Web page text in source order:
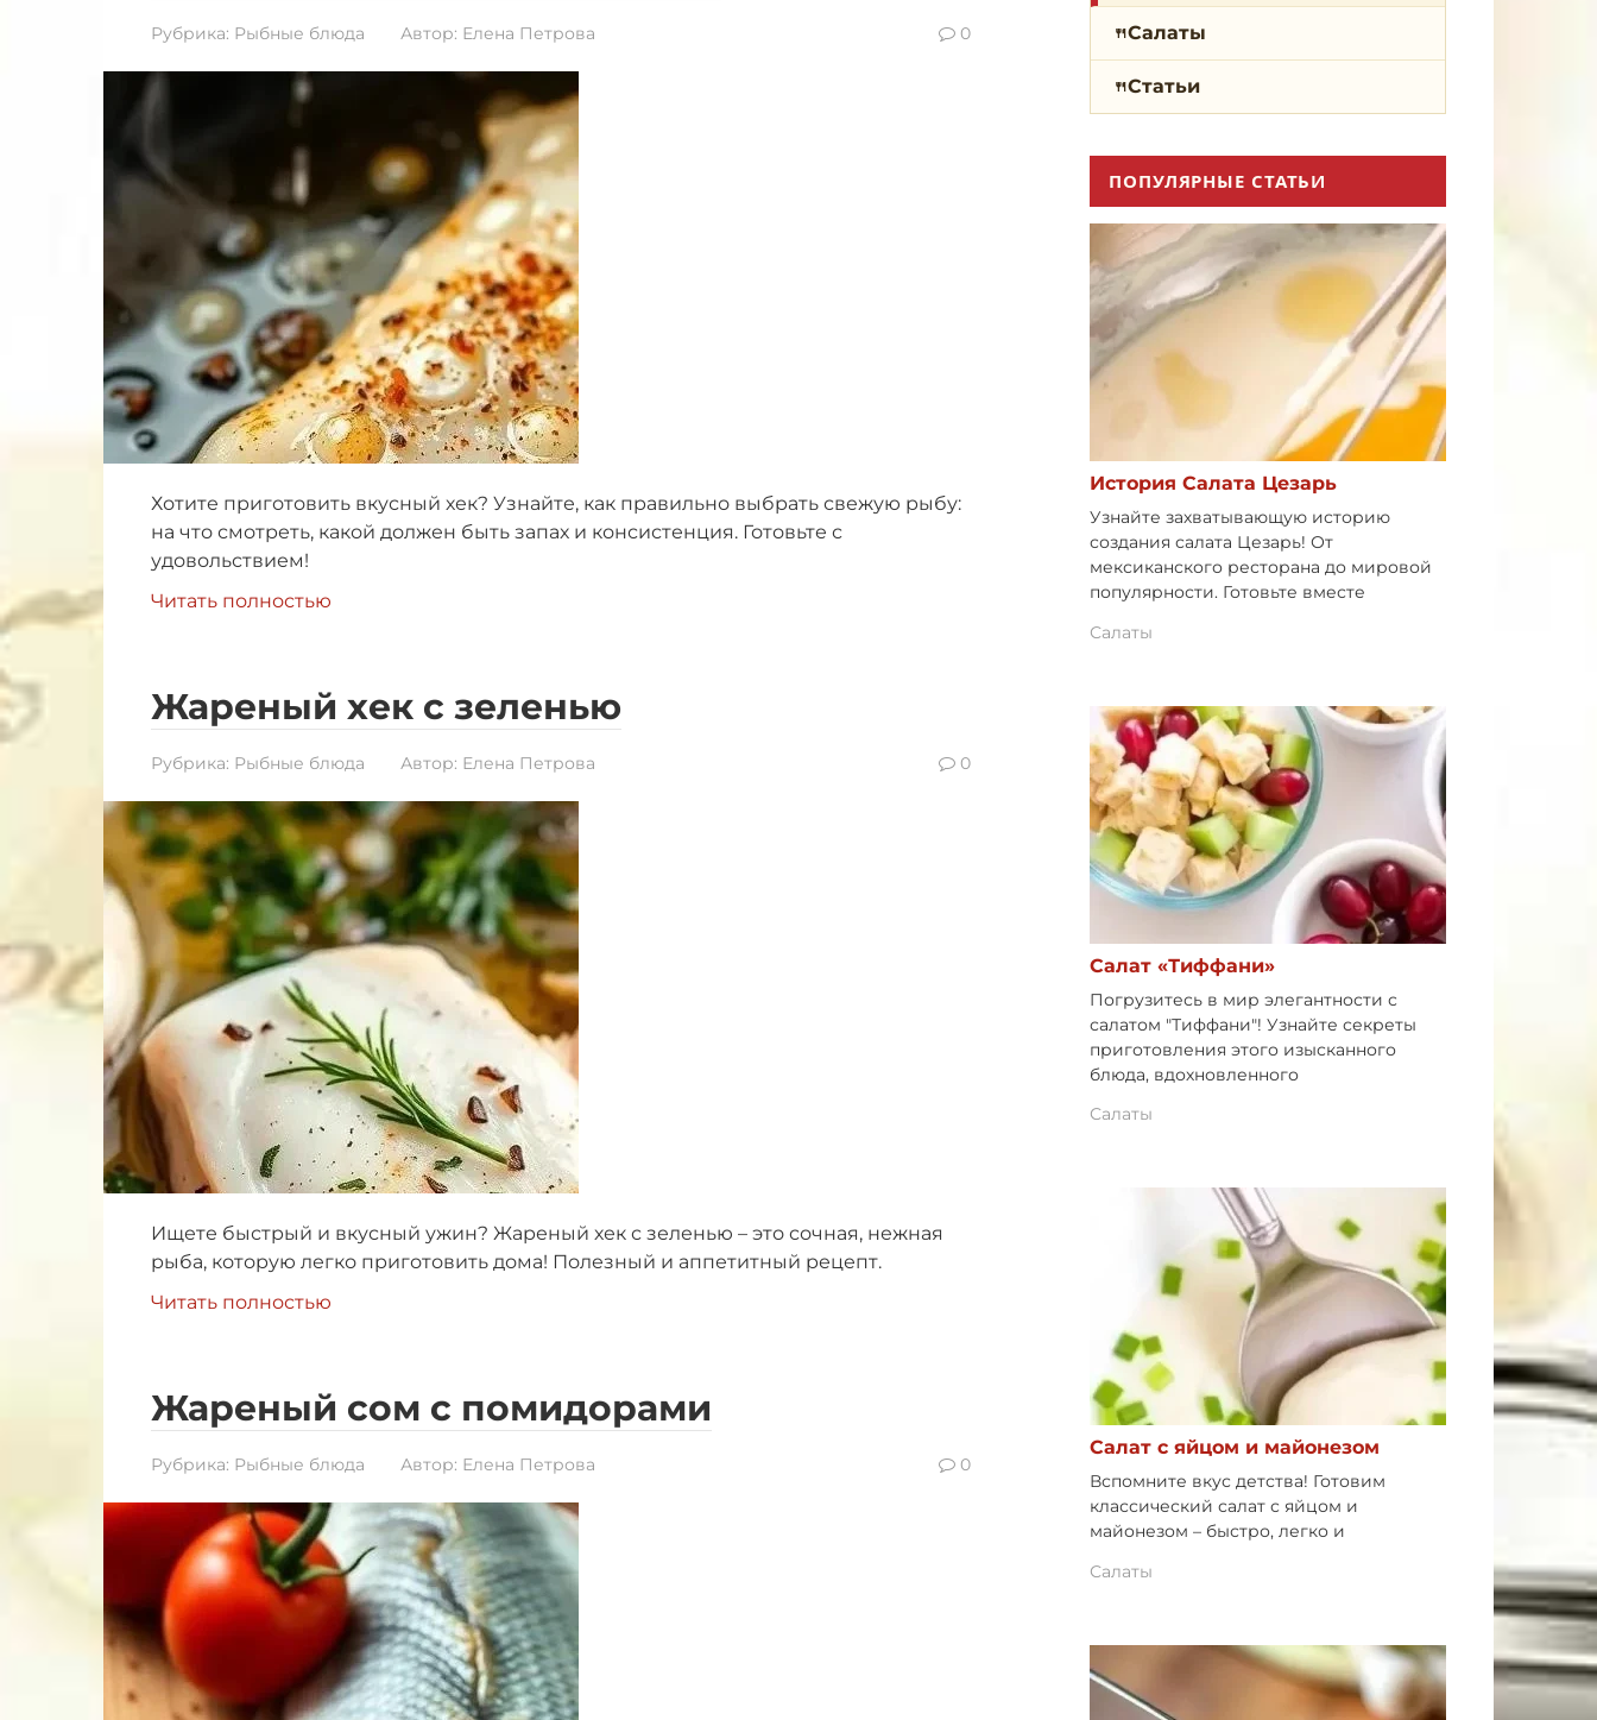
Рубрика: Рыбные блюда Автор: Елена Петрова 0
Хотите приготовить вкусный хек? Узнайте, как правильно выбрать свежую рыбу:
на что смотреть, какой должен быть запах и консистенция. Готовьте с
удовольствием!
Читать полностью
Жареный хек с зеленью
Рубрика: Рыбные блюда Автор: Елена Петрова 0
Ищете быстрый и вкусный ужин? Жареный хек с зеленью – это сочная, нежная
рыба, которую легко приготовить дома! Полезный и аппетитный рецепт.
Читать полностью
Жареный сом с помидорами
Рубрика: Рыбные блюда Автор: Елена Петрова 0
Салаты
Статьи
ПОПУЛЯРНЫЕ СТАТЬИ
История Салата Цезарь
Узнайте захватывающую историю
создания салата Цезарь! От
мексиканского ресторана до мировой
популярности. Готовьте вместе
Салаты
Салат «Тиффани»
Погрузитесь в мир элегантности с
салатом "Тиффани"! Узнайте секреты
приготовления этого изысканного
блюда, вдохновленного
Салаты
Салат с яйцом и майонезом
Вспомните вкус детства! Готовим
классический салат с яйцом и
майонезом – быстро, легко и
Салаты